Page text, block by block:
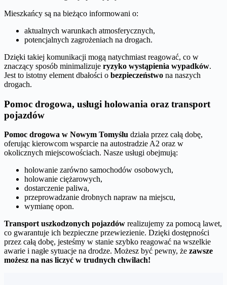
Mieszkańcy są na bieżąco informowani o:
aktualnych warunkach atmosferycznych,
potencjalnych zagrożeniach na drogach.
Dzięki takiej komunikacji mogą natychmiast reagować, co w
znaczący sposób minimalizuje ryzyko wystąpienia wypadków.
Jest to istotny element dbałości o bezpieczeństwo na naszych
drogach.
Pomoc drogowa, usługi holowania oraz transport
pojazdów
Pomoc drogowa w Nowym Tomyślu działa przez całą dobę,
oferując kierowcom wsparcie na autostradzie A2 oraz w
okolicznych miejscowościach. Nasze usługi obejmują:
holowanie zarówno samochodów osobowych,
holowanie ciężarowych,
dostarczenie paliwa,
przeprowadzanie drobnych napraw na miejscu,
wymianę opon.
Transport uszkodzonych pojazdów realizujemy za pomocą lawet,
co gwarantuje ich bezpieczne przewiezienie. Dzięki dostępności
przez całą dobę, jesteśmy w stanie szybko reagować na wszelkie
awarie i nagłe sytuacje na drodze. Możesz być pewny, że zawsze
możesz na nas liczyć w trudnych chwilach!